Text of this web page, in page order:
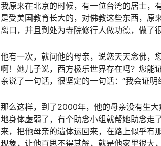
我原来在北京的时候，有一位台湾的居士，
是受美国教育长大的，对佛教这些东西，原
离口，并且到处为寺院修行人做功德，做了
他有一次，就问他的母亲，说您天天念佛，
啊！她儿子说，西方极乐世界存在吗？您能
亲说了一句话，很坚定的一句话：“我会证明
那么这样，到了2000年，他的母亲没有生
地身体虚弱了，有个助念小组就帮她助念走
来，把他母亲的遗体运回来，在路上似乎有
现象，让他百思不得其解，就是他家里很大